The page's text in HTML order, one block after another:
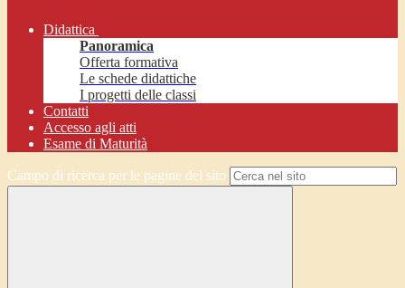
Didattica
Panoramica
Offerta formativa
Le schede didattiche
I progetti delle classi
Contatti
Accesso agli atti
Esame di Maturità
Campo di ricerca per le pagine del sito